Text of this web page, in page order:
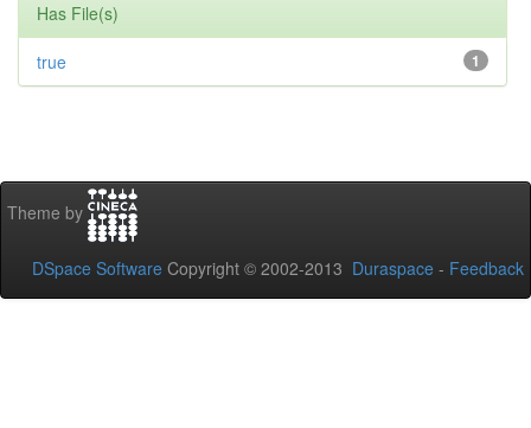
Has File(s)
1
true
Theme by
DSpace Software Copyright © 2002-2013 Duraspace - Feedback